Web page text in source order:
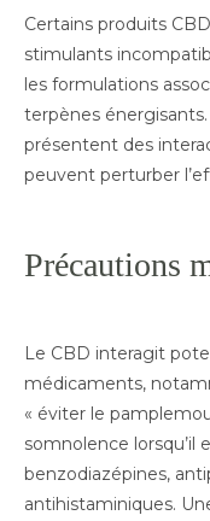
Certains produits
stimulants
les formulations
terpènes
présentent des
peuvent perturber
Précautions
Le CBD interagit
médicaments,
« éviter le
somnolence lorsqu’il
benzodiazépines,
antihistaminiques.